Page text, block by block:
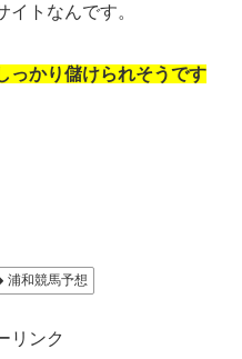
トなんです。
っかり儲けられそうです
浦和競馬予想
リンク